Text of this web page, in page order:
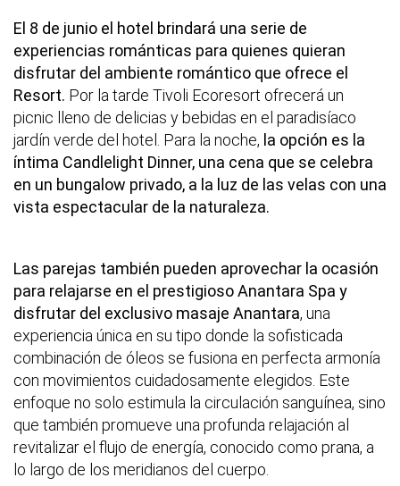
El 8 de junio el hotel brindará una serie de
experiencias románticas para quienes quieran
disfrutar del ambiente romántico que ofrece el
Resort. Por la tarde Tivoli Ecoresort ofrecerá un
picnic lleno de delicias y bebidas en el paradisíaco
jardín verde del hotel. Para la noche, la opción es la
íntima Candlelight Dinner, una cena que se celebra
en un bungalow privado, a la luz de las velas con una
vista espectacular de la naturaleza.
Las parejas también pueden aprovechar la ocasión
para relajarse en el prestigiosoAnantara Spa y
disfrutar del exclusivo masaje Anantara, una
experiencia única en su tipo donde la sofisticada
combinación de óleos se fusiona en perfecta armonía
con movimientos cuidadosamente elegidos. Este
enfoque no solo estimula la circulación sanguínea, sino
que también promueve una profunda relajación al
revitalizar el flujo de energía, conocido como prana, a
lo largo de los meridianos del cuerpo.